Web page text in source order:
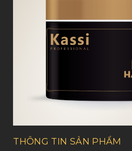
THÔNG TIN SẢN PHẨM